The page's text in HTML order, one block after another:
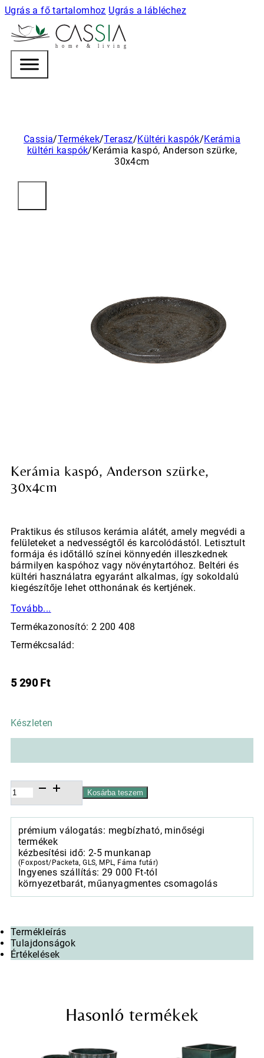
Ugrás a fő tartalomhoz Ugrás a lábléchez
h o m e & l i v i n g
Cassia/Termékek/Terasz/Kültéri kaspók/Kerámia
kültéri kaspók/Kerámia kaspó, Anderson szürke,
30x4cm
Kerámia kaspó, Anderson szürke,
30x4cm
Praktikus és stílusos kerámia alátét, amely megvédi a
felületeket a nedvességtől és karcolódástól. Letisztult
formája és időtálló színei könnyedén illeszkednek
bármilyen kaspóhoz vagy növénytartóhoz. Beltéri és
kültéri használatra egyaránt alkalmas, így sokoldalú
kiegészítője lehet otthonának és kertjének.
Tovább...
Termékazonosító: 2 200 408
Termékcsalád:
5 290 Ft
Készleten
Kerámia
kaspó,
Anderson
szürke,
30x4cm
mennyiség
Kosárba teszem
prémium válogatás: megbízható, minőségi
termékek
kézbesítési idő: 2-5 munkanap
(Foxpost/Packeta, GLS, MPL, Fáma futár)
Ingyenes szállítás: 29 000 Ft-tól
környezetbarát, műanyagmentes csomagolás
Termékleírás
Tulajdonságok
Értékelések
Hasonló termékek